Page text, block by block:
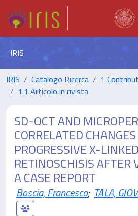
IRIS
IRIS Catalogo Ricerca
1
1.1 Articolo in rivista
SD-OCT AND
CORRELATED
PROGRESSIVE X-LINKED
RETINOSCHISIS AFTER
A CASE REPORT
Boscia, Francesco; TALA,